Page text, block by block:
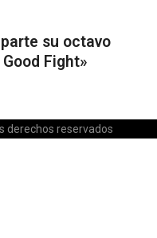
su octavo
Fight»
derechos reservados